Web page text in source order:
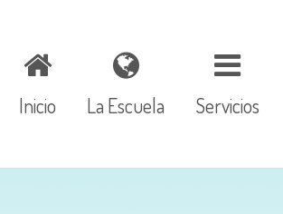
Inicio La Escuela Servicios